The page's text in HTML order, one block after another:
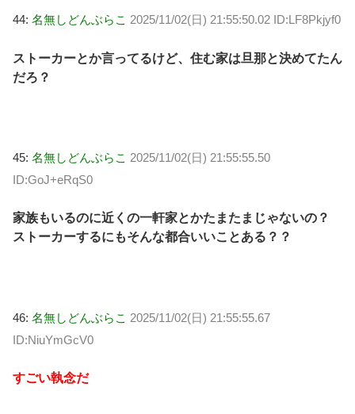
44: 名無しどんぶらこ 2025/11/02(日) 21:55:50.02 ID:LF8Pkjyf0
ストーカーとか言ってるけど、住む家は旦那と決めてたん
だろ？
45: 名無しどんぶらこ 2025/11/02(日) 21:55:55.50
ID:GoJ+eRqS0
家族もいるのに近くの一軒家とかたまたまじゃないの？
ストーカーするにもそんな都合いいことある？？
46: 名無しどんぶらこ 2025/11/02(日) 21:55:55.67
ID:NiuYmGcV0
すごい執念だ